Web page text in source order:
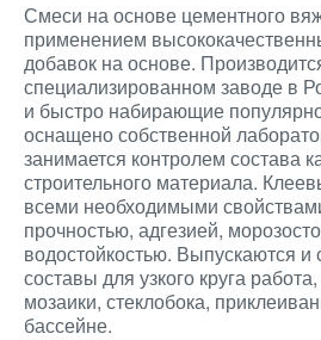
Смеси на основе цементного
применением
добавок на основе.
специализированном заводе в
и быстро набирающие
оснащено собственной
занимается контролем состава
строительного материала.
всеми необходимыми
прочностью, адгезией,
водостойкостью. Выпускаются
составы для узкого круга
мозаики, стеклобока,
бассейне.